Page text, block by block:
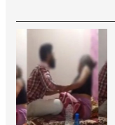
निष्ठा व्यक्त केली नाही’!
पणतू सात्यकी सावरकर
यांनी न्यायालयात सादर
केला दावा